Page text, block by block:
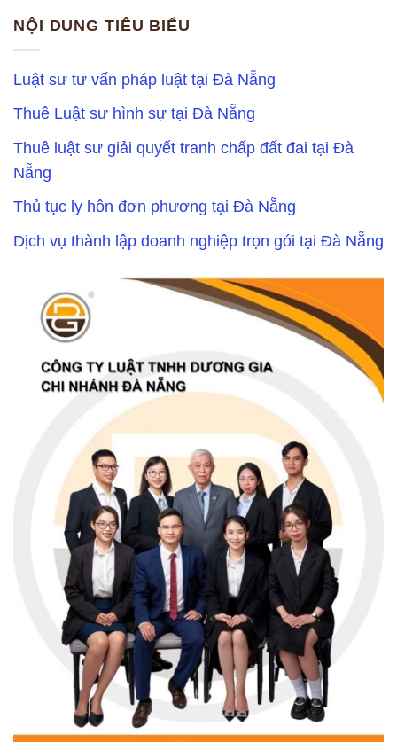
NỘI DUNG TIÊU BIỂU
Luật sư tư vấn pháp luật tại Đà Nẵng
Thuê Luật sư hình sự tại Đà Nẵng
Thuê luật sư giải quyết tranh chấp đất đai tại Đà
Nẵng
Thủ tục ly hôn đơn phương tại Đà Nẵng
Dịch vụ thành lập doanh nghiệp trọn gói tại Đà Nẵng